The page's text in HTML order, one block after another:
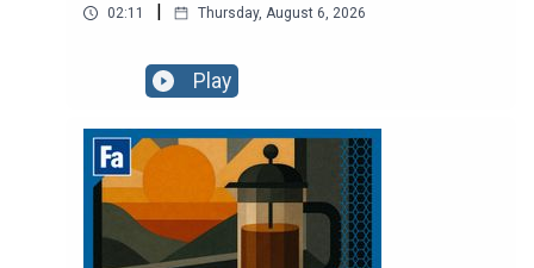
02:11 Thursday, August 6, 2026
Play